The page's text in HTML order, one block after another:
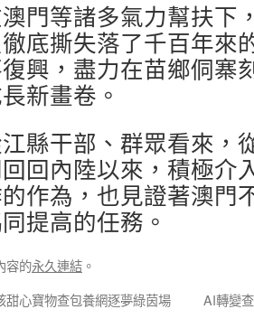
門等諸多氣力幫扶下
底撕失落了千百年來
興，盡力在苗鄉侗寨
新畫卷。
縣干部、群眾看來，
回內陸以來，積極介
作為，也見證著澳門
提高的任務。
容的永久連結 。
甜心寶物查包養網逐夢綠茵場
AI轉變